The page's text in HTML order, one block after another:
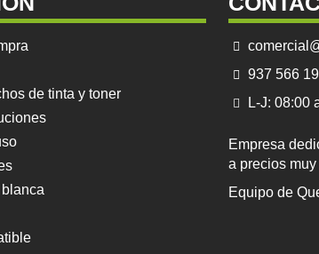
de tinta y toner
937 566
L-J: 08:00
Empresa
a precios
Equipo de